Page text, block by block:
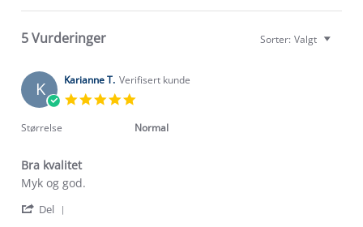
5 Vurderinger Sorter: Valgt
K Karianne T. Verifisert kunde
rating
Størrelse Normal
Bra kvalitet
Review
Karianne
review
Bra
Myk og god.
Del